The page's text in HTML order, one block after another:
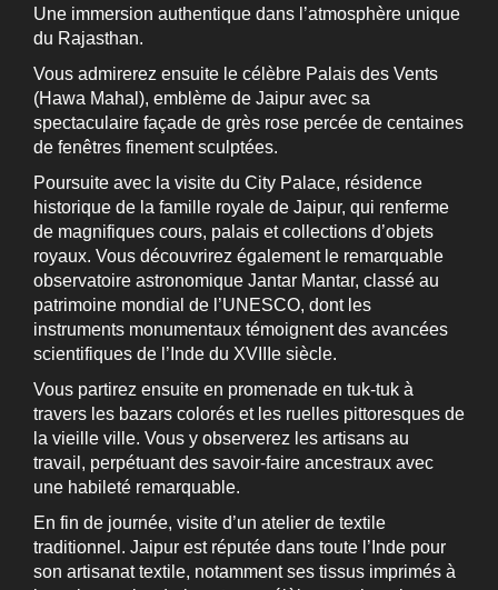
Une immersion authentique dans l’atmosphère unique
du Rajasthan.
Vous admirerez ensuite le célèbre Palais des Vents
(Hawa Mahal), emblème de Jaipur avec sa
spectaculaire façade de grès rose percée de centaines
de fenêtres finement sculptées.
Poursuite avec la visite du City Palace, résidence
historique de la famille royale de Jaipur, qui renferme
de magnifiques cours, palais et collections d’objets
royaux. Vous découvrirez également le remarquable
observatoire astronomique Jantar Mantar, classé au
patrimoine mondial de l’UNESCO, dont les
instruments monumentaux témoignent des avancées
scientifiques de l’Inde du XVIIIe siècle.
Vous partirez ensuite en promenade en tuk-tuk à
travers les bazars colorés et les ruelles pittoresques de
la vieille ville. Vous y observerez les artisans au
travail, perpétuant des savoir-faire ancestraux avec
une habileté remarquable.
En fin de journée, visite d’un atelier de textile
traditionnel. Jaipur est réputée dans toute l’Inde pour
son artisanat textile, notamment ses tissus imprimés à